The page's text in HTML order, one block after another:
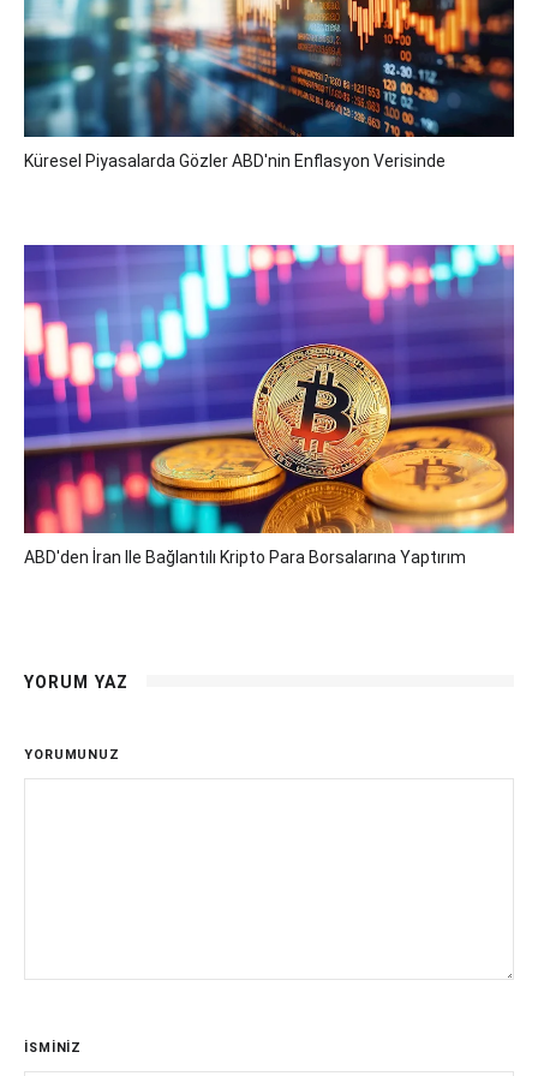
Küresel Piyasalarda Gözler ABD'nin Enflasyon Verisinde
ABD'den İran Ile Bağlantılı Kripto Para Borsalarına Yaptırım
YORUM YAZ
YORUMUNUZ
İSMİNİZ